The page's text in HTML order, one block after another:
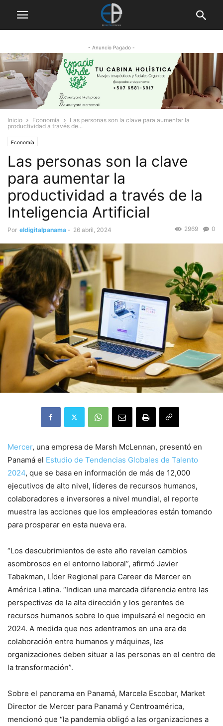
- Anuncio Pagado -
Inicio Economía
Las personas son la clave para aumentar la
productividad a través de...
Economía
Las personas son la clave
para aumentar la
productividad a través de la
Inteligencia Artificial
Por eldigitalpanama - 26 abril, 2024 0
2969
Mercer, una empresa de Marsh McLennan, presentó en
Panamá el Estudio de Tendencias Globales de Talento
2024, que se basa en información de más de 12,000
ejecutivos de alto nivel, líderes de recursos humanos,
colaboradores e inversores a nivel mundial, el reporte
muestra las acciones que los empleadores están tomando
para prosperar en esta nueva era.
“Los descubrimientos de este año revelan cambios
asombrosos en el entorno laboral”, afirmó Javier
Tabakman, Líder Regional para Career de Mercer en
América Latina. “Indican una marcada diferencia entre las
perspectivas de la alta dirección y los gerentes de
recursos humanos sobre lo que impulsará el negocio en
2024. A medida que nos adentramos en una era de
colaboración entre humanos y máquinas, las
organizaciones deben situar a las personas en el centro de
la transformación”.
Sobre el panorama en Panamá, Marcela Escobar, Market
Director de Mercer para Panamá y Centroamérica,
mencionó que “la pandemia obligó a las organizaciones a